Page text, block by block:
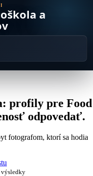
a
profily pre Food
odpovedať.
fotografom, ktorí sa hodia